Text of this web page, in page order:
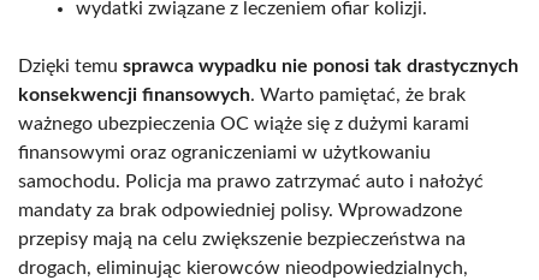
wydatki związane z leczeniem ofiar kolizji.
Dzięki temu sprawca wypadku nie ponosi tak drastycznych
konsekwencji finansowych. Warto pamiętać, że brak
ważnego ubezpieczenia OC wiąże się z dużymi karami
finansowymi oraz ograniczeniami w użytkowaniu
samochodu. Policja ma prawo zatrzymać auto i nałożyć
mandaty za brak odpowiedniej polisy. Wprowadzone
przepisy mają na celu zwiększenie bezpieczeństwa na
drogach, eliminując kierowców nieodpowiedzialnych,